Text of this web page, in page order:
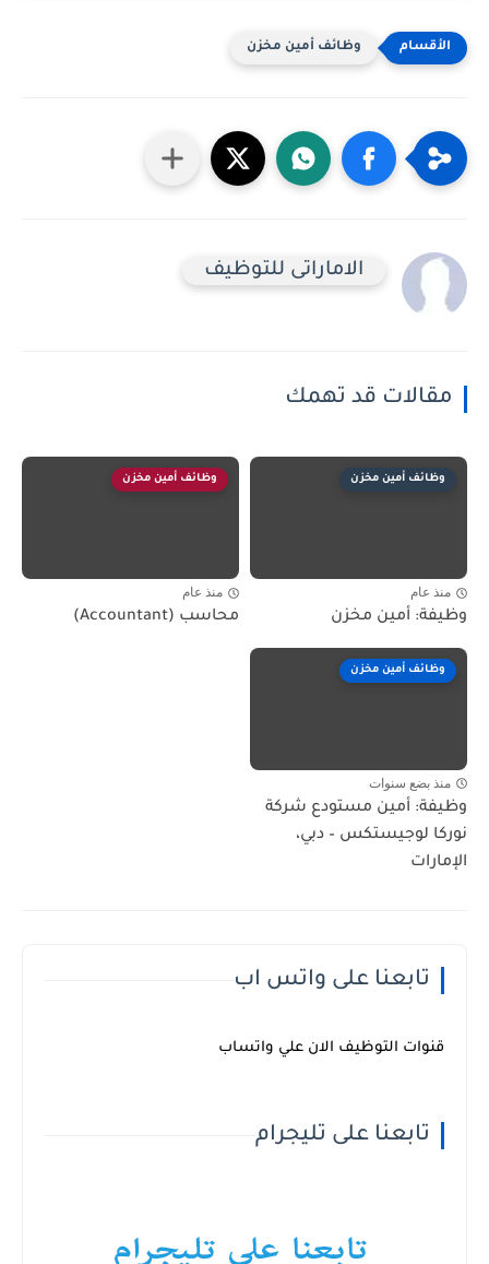
وظائف أمين مخزن
الاماراتى للتوظيف
مقالات قد تهمك
وظائف أمين مخزن
منذ عام
وظيفة: أمين مخزن
وظائف أمين مخزن
منذ عام
محاسب (Accountant)
وظائف أمين مخزن
منذ بضع سنوات
وظيفة: أمين مستودع شركة
نوركا لوجيستكس – دبي،
الإمارات
تابعنا على واتس اب
قنوات التوظيف الان علي واتساب
تابعنا على تليجرام